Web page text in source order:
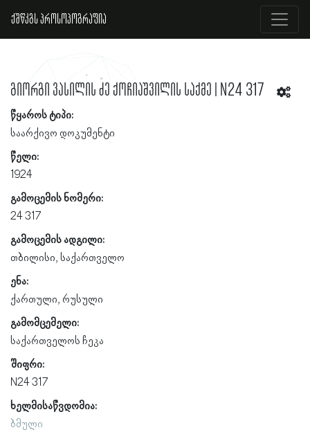
ქშწკგს პროსოპოგრაფია
გიორგი ვასილის ძე ქოჩიაშვილის საქმე | N24 317
წყაროს ტიპი:
საარქივო დოკუმენტი
წელი:
1924
გამოცემის ნომერი:
24 317
გამოცემის ადგილი:
თბილისი, საქართველო
ენა:
ქართული, რუსული
გამომცემელი:
საქართველოს ჩეკა
შიფრი:
N24 317
ხელმისაწვდომია:
ბმული